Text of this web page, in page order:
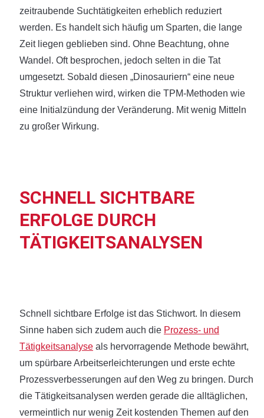
zeitraubende Suchtätigkeiten erheblich reduziert
werden. Es handelt sich häufig um Sparten, die lange
Zeit liegen geblieben sind. Ohne Beachtung, ohne
Wandel. Oft besprochen, jedoch selten in die Tat
umgesetzt. Sobald diesen „Dinosauriern“ eine neue
Struktur verliehen wird, wirken die TPM-Methoden wie
eine Initialzündung der Veränderung. Mit wenig Mitteln
zu großer Wirkung.
SCHNELL SICHTBARE
ERFOLGE DURCH
TÄTIGKEITSANALYSEN
Schnell sichtbare Erfolge ist das Stichwort. In diesem
Sinne haben sich zudem auch die Prozess- und
Tätigkeitsanalyse als hervorragende Methode bewährt,
um spürbare Arbeitserleichterungen und erste echte
Prozessverbesserungen auf den Weg zu bringen. Durch
die Tätigkeitsanalysen werden gerade die alltäglichen,
vermeintlich nur wenig Zeit kostenden Themen auf den